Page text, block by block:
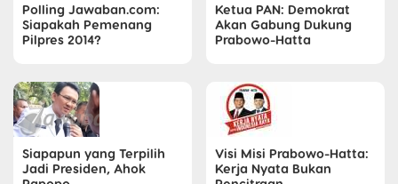
Polling Jawaban.com:
Siapakah Pemenang
Pilpres 2014?
Ketua PAN: Demokrat
Akan Gabung Dukung
Prabowo-Hatta
Siapapun yang Terpilih
Jadi Presiden, Ahok
Visi Misi Prabowo-Hatta:
Kerja Nyata Bukan